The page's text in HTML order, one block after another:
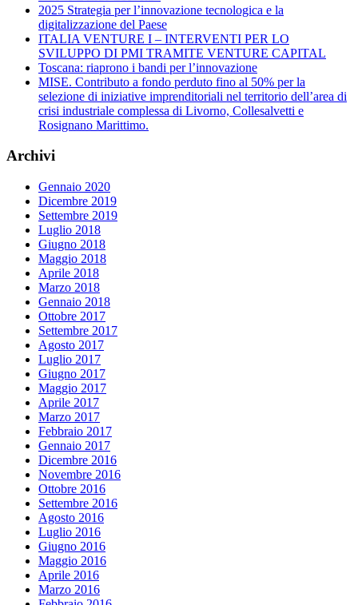
2025 Strategia per l’innovazione tecnologica e la
digitalizzazione del Paese
ITALIA VENTURE I – INTERVENTI PER LO
SVILUPPO DI PMI TRAMITE VENTURE CAPITAL
Toscana: riaprono i bandi per l’innovazione
MISE. Contributo a fondo perduto fino al 50% per la
selezione di iniziative imprenditoriali nel territorio dell’area di
crisi industriale complessa di Livorno, Collesalvetti e
Rosignano Marittimo.
Archivi
Gennaio 2020
Dicembre 2019
Settembre 2019
Luglio 2018
Giugno 2018
Maggio 2018
Aprile 2018
Marzo 2018
Gennaio 2018
Ottobre 2017
Settembre 2017
Agosto 2017
Luglio 2017
Giugno 2017
Maggio 2017
Aprile 2017
Marzo 2017
Febbraio 2017
Gennaio 2017
Dicembre 2016
Novembre 2016
Ottobre 2016
Settembre 2016
Agosto 2016
Luglio 2016
Giugno 2016
Maggio 2016
Aprile 2016
Marzo 2016